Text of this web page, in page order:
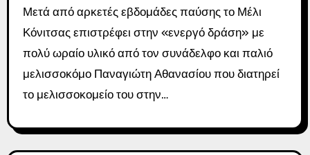
Μετά από αρκετές εβδομάδες παύσης το Μέλι
Κόνιτσας επιστρέφει στην «ενεργό δράση» με
πολύ ωραίο υλικό από τον συνάδελφο και παλιό
μελισσοκόμο Παναγιώτη Αθανασίου που διατηρεί
το μελισσοκομείο του στην…